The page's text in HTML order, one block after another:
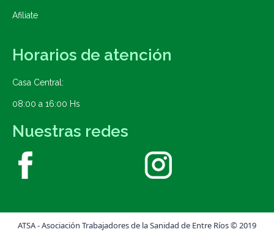
Afiliate
Horarios de atención
Casa Central:
08:00 a 16:00 Hs
Nuestras redes
ATSA - Asociación Trabajadores de la Sanidad de Entre Ríos © 2019